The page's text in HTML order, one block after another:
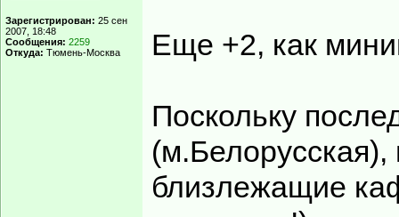
Зарегистрирован: 25 сен
2007, 18:48
Сообщения: 2259
Откуда: Тюмень-Москва Еще +2, как
Поскольку
близлежащие